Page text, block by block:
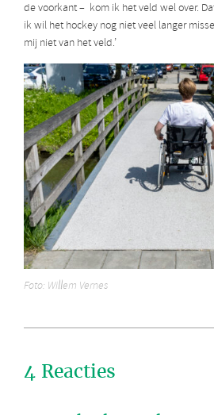
de voorkant – kom ik het veld wel over.
ik wil het hockey nog niet veel langer
mij niet van het veld.’
Foto: Willem Vernes
4 Reacties